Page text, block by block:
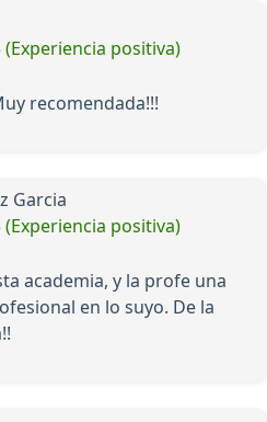
(Experiencia positiva)
recomendada!!!
Garcia
(Experiencia positiva)
academia, y la profe una
en lo suyo. De la